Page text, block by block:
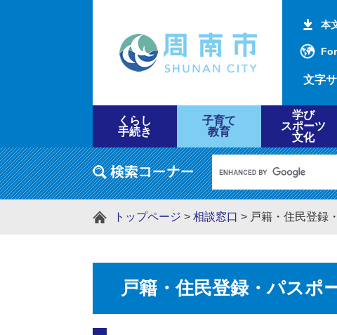
本
文字
くらし
手続き
子育て
教育
学び
スポーツ
文化
トップページ > 相談窓口 > 戸籍・住民登録
戸籍・住民登録・パスポ